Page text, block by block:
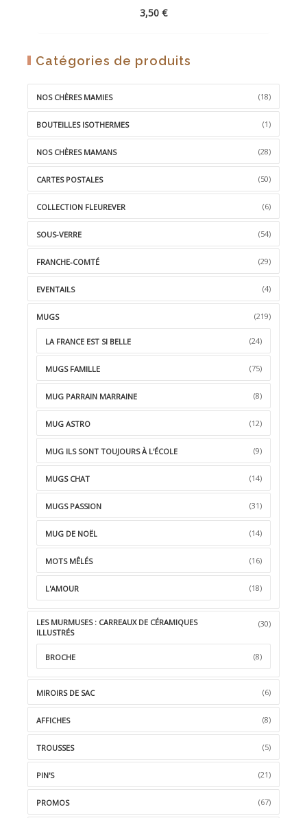
3,50 €
Catégories de produits
NOS CHÈRES MAMIES (18)
BOUTEILLES ISOTHERMES (1)
NOS CHÈRES MAMANS (28)
CARTES POSTALES (50)
COLLECTION FLEUREVER (6)
SOUS-VERRE (54)
FRANCHE-COMTÉ (29)
EVENTAILS (4)
MUGS (219)
LA FRANCE EST SI BELLE (24)
MUGS FAMILLE (75)
MUG PARRAIN MARRAINE (8)
MUG ASTRO (12)
MUG ILS SONT TOUJOURS À L'ÉCOLE (9)
MUGS CHAT (14)
MUGS PASSION (31)
MUG DE NOËL (14)
MOTS MÊLÉS (16)
L'AMOUR (18)
LES MURMUSES : CARREAUX DE CÉRAMIQUES
ILLUSTRÉS
(30)
BROCHE (8)
MIROIRS DE SAC (6)
AFFICHES (8)
TROUSSES (5)
PIN'S (21)
PROMOS (67)